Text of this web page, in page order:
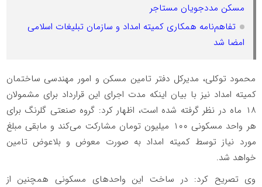
مسکن مددجویان مستاجر
تفاهم‌نامه همکاری کمیته امداد و سازمان تبلیغات اسلامی
امضا شد
محمود توکلی، مدیرکل دفتر تامین مسکن و امور مهندسی ساختمان
کمیته امداد نیز با بیان اینکه مدت اجرای این قرارداد برای مشمولان
۱۸ ماه در نظر گرفته شده است، اظهار کرد: گروه صنعتی گلرنگ برای
هر واحد مسکونی ۱۰۰ میلیون تومان مشارکت می‌کند و مابقی مبلغ
مورد نیاز توسط کمیته امداد به صورت معوض و بلاعوض تامین
خواهد شد.
وی تصریح کرد: در ساخت این واحدهای مسکونی همچنین از